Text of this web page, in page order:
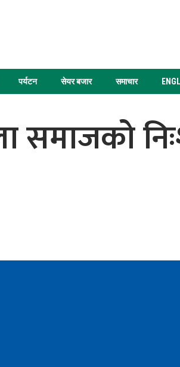
पर्यटन सेयर बजार समाचार
समाजको